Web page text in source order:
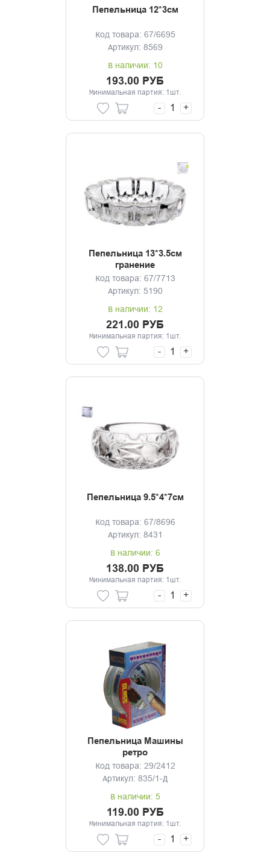
Пепельница 12*3см
Код товара: 67/6695
Артикул: 8569
В наличии: 10
193.00 РУБ
Минимальная партия: 1шт.
- +
Пепельница 13*3.5см
гранение
Код товара: 67/7713
Артикул: 5190
В наличии: 12
221.00 РУБ
Минимальная партия: 1шт.
- +
Пепельница 9.5*4*7см
Код товара: 67/8696
Артикул: 8431
В наличии: 6
138.00 РУБ
Минимальная партия: 1шт.
- +
Пепельница Машины
ретро
Код товара: 29/2412
Артикул: 835/1-Д
В наличии: 5
119.00 РУБ
Минимальная партия: 1шт.
- +